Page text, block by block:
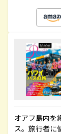
オアフ島内を
ス。旅行者に